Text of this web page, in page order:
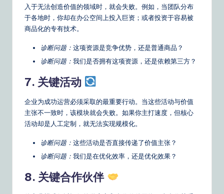
入于无法创造价值的领域时，就会失败。例如，当团队分布
于各地时，你却在办公空间上投入巨资；或者投资于容易被
商品化的专有技术。
诊断问题： 这项资源是竞争优势，还是普通商品？
诊断问题： 我们是否拥有这项资源，还是依赖第三方？
7. 关键活动
企业为成功运营必须采取的最重要行动。当这些活动与价值
主张不一致时，该模块就会失败。如果你主打速度，但核心
活动却是人工定制，就无法实现规模化。
诊断问题： 这些活动是否直接传递了价值主张？
诊断问题： 我们是在优化效率，还是优化效果？
8. 关键合作伙伴